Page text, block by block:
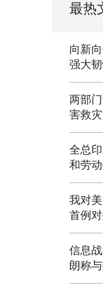
最热
向新
强大
两部
害救
全总
和劳
我对
首例
信息
朗称